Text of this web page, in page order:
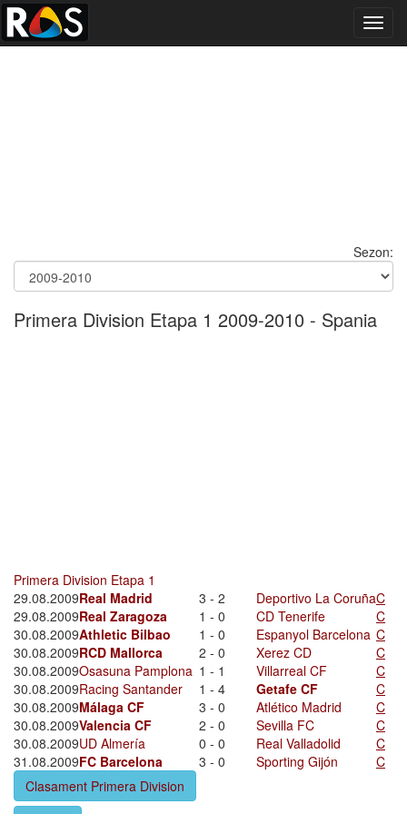
Sezon:
Primera Division Etapa 1 2009-2010 - Spania
Primera Division Etapa 1
29.08.2009Real Madrid 3 - 2 Deportivo La CoruñaC
29.08.2009Real Zaragoza 1 - 0 CD Tenerife
C
30.08.2009Athletic Bilbao 1 - 0 Espanyol Barcelona C
30.08.2009RCD Mallorca 2 - 0 Xerez CD
C
30.08.2009Osasuna Pamplona 1 - 1 Villarreal CF
C
30.08.2009Racing Santander 1 - 4 Getafe CF
C
30.08.2009Málaga CF 3 - 0 Atlético Madrid
C
30.08.2009Valencia CF 2 - 0 Sevilla FC
C
30.08.2009UD Almería 0 - 0 Real Valladolid
C
31.08.2009FC Barcelona 3 - 0 Sporting Gijón
C
Clasament Primera Division